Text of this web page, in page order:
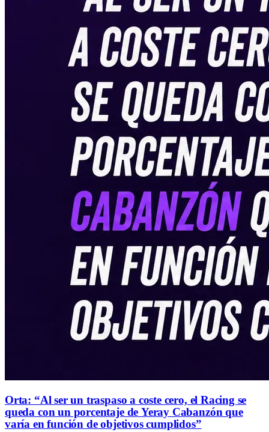
Orta: “Al ser un traspaso a coste cero, el Racing se
queda con un porcentaje de Yeray Cabanzón que
varía en función de objetivos cumplidos”